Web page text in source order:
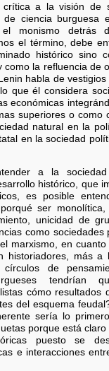
a la visión de
ciencia burguesa
el monismo detrás
el término, debe
histórico sino
como la refluencia de
habla de
que él considera
económicas
superiores o como
natural en la
en la sociedad
a la
histórico, que
es posible
ser
unicidad de
como sociedades
marxismo, en
historiadores, más a
de
tendrían
cómo resultados
del esquema
sería lo
porque está
puesto se
e interacciones